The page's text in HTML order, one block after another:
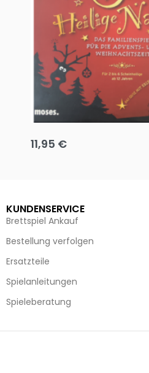
Oh, heilige Nacht!
11,95 €
KUNDENSERVICE
Brettspiel Ankauf
Bestellung verfolgen
Ersatzteile
Spielanleitungen
Spieleberatung